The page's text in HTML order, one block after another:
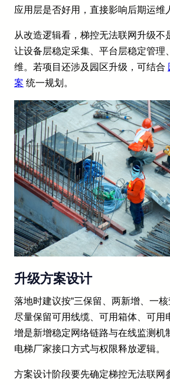
应用层是否好用，直接影响后期运维
从改造逻辑看，梯控无法联网升级不
让设备层稳定采集、平台层稳定管理
维。若项目还涉及园区升级，可结合
案 统一规划。
升级方案设计
落地时建议按“三保留、两新增、一
尽量保留可用线缆、可用箱体、可用
增是新增稳定网络链路与在线监测机
电梯厂家接口方式与权限释放逻辑。
方案设计阶段要先确定梯控无法联网